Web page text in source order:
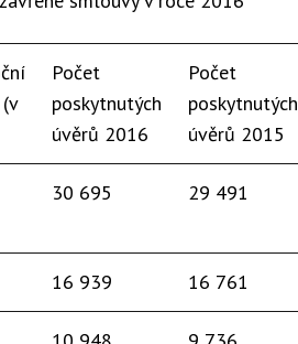
Počet
poskytnutých
úvěrů 2016
Počet
poskytnutých
úvěrů 2015
30 695 29 491
16 939 16 761